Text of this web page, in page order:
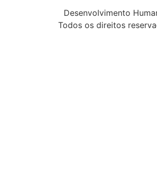
Desenvolvimento
Todos os direitos